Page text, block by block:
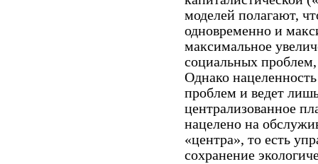
моделей полагают,
одновременно и
максимальное
социальных
Однако
проблем и ведет
централизованное
нацелено на
«центра», то есть
сохранение